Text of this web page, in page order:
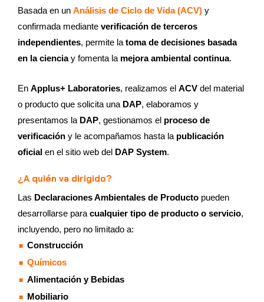
Basada en un Análisis de Ciclo de Vida (ACV) y
confirmada mediante verificación de terceros
independientes, permite la toma de decisiones basada
en la cienciay fomenta la mejora ambiental continua.
En Applus+ Laboratories, realizamos el ACV del material
o producto que solicita una DAP, elaboramos y
presentamos la DAP, gestionamos el proceso de
verificación y le acompañamos hasta la publicación
oficial en el sitio web del DAP System.
¿A quién va dirigido?
Las Declaraciones Ambientales de Producto pueden
desarrollarse para cualquier tipo de producto o servicio,
incluyendo, pero no limitado a:
Construcción
Químicos
Alimentación y Bebidas
Mobiliario